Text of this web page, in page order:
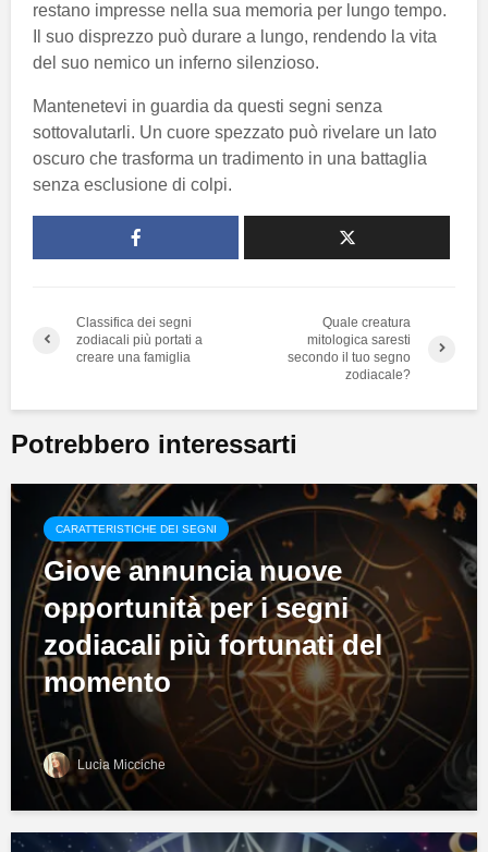
restano impresse nella sua memoria per lungo tempo.
Il suo disprezzo può durare a lungo, rendendo la vita
del suo nemico un inferno silenzioso.
Mantenetevi in guardia da questi segni senza
sottovalutarli. Un cuore spezzato può rivelare un lato
oscuro che trasforma un tradimento in una battaglia
senza esclusione di colpi.
Classifica dei segni
zodiacali più portati a
creare una famiglia
Quale creatura
mitologica saresti
secondo il tuo segno
zodiacale?
Potrebbero interessarti
CARATTERISTICHE DEI SEGNI
Giove annuncia nuove
opportunità per i segni
zodiacali più fortunati del
momento
Lucia Micciche